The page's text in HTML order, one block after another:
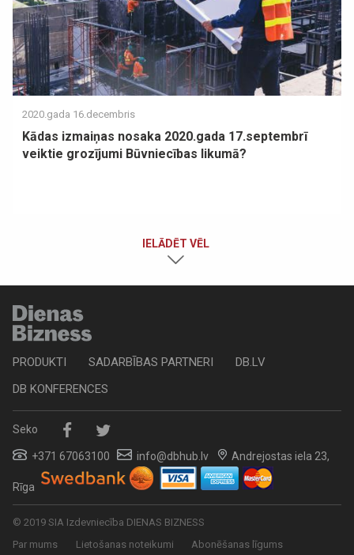
2020.gada 16.decembris
Kādas izmaiņas nosaka 2020.gada 17.septembrī
veiktie grozījumi Būvniecības likumā?
IELĀDĒT VĒL
PRODUKTI SADARBĪBAS PARTNERI
DB.LV
DB KONFERENCES
Seko
+371 67063100 info@dbhub.lv Andrejostas iela 23,
Rīga
© 2019 SIA Izdevniecība DIENAS BIZNESS
Par mums
Lietošanas noteikumi Abonēšanas līgums